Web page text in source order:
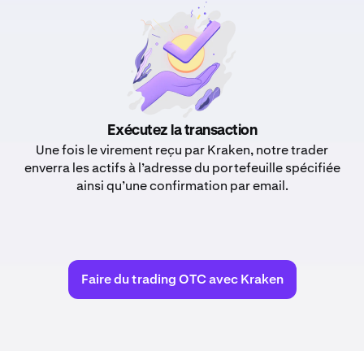
Exécutez la transaction
Une fois le virement reçu par Kraken, notre trader
enverra les actifs à l’adresse du portefeuille spécifiée
ainsi qu’une confirmation par email.
Faire du trading OTC avec Kraken